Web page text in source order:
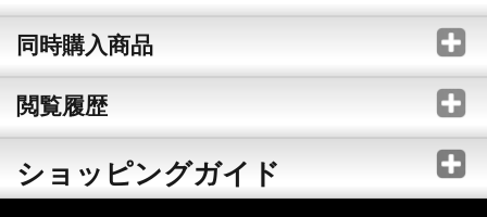
同時購入商品
閲覧履歴
ショッピングガイド